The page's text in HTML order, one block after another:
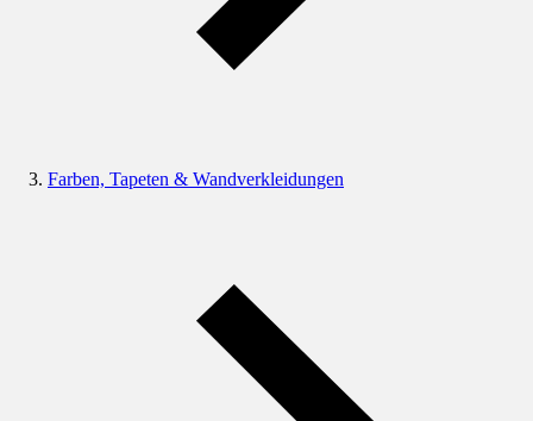
Farben, Tapeten & Wandverkleidungen